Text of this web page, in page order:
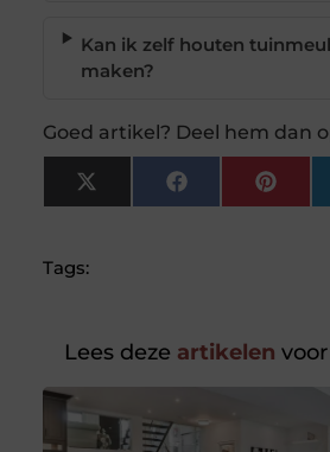
Kan ik zelf houten
maken?
Goed artikel? Deel hem dan
X
(Twitter)
Facebook
Tags:
Lees deze artikelen